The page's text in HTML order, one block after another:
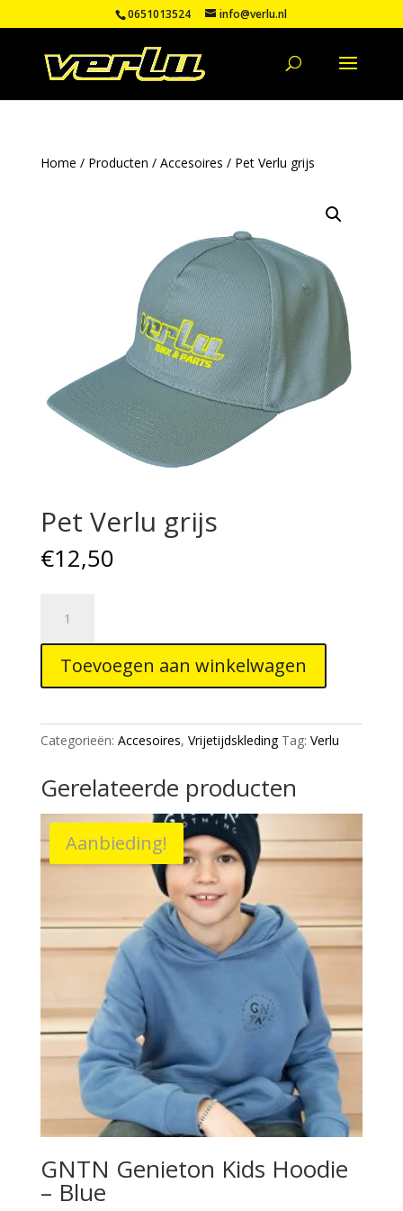
0651013524 info@verlu.nl
Home / Producten / Accesoires / Pet Verlu grijs
Pet Verlu grijs
€12,50
Verlu
grijs
aantalToevoegen aan winkelwagen
Categorieën: Accesoires, Vrijetijdskleding Tag: Verlu
Gerelateerde producten
Aanbieding!
GNTN Genieton Kids Hoodie
– Blue